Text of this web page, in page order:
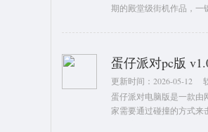
期的殿堂级街机作品，一
蛋仔派对pc版
更新时间： 2026-05-12
蛋仔派对电脑版是一款由
家需要通过碰撞的方式来